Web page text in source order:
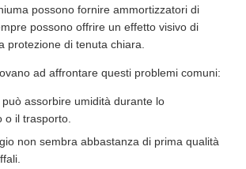
possono fornire ammortizzatori di
possono offrire un effetto visivo di
protezione di tenuta chiara.
ad affrontare questi problemi comuni:
assorbire umidità durante lo
o il trasporto.
non sembra abbastanza di prima qualità